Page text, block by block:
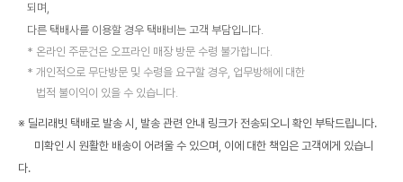
되며,
다른 택배사를 이용할 경우 택배비는 고객 부담입니다.
온라인 주문건은 오프라인 매장 방문 수령 불가합니다.
개인적으로 무단방문 및 수령을 요구할 경우, 업무방해에 대한
법적 불이익이 있을 수 있습니다.
※ 딜리래빗 택배로 발송 시, 발송 관련 안내 링크가 전송되오니 확인 부탁드립니다.
미확인 시 원활한 배송이 어려울 수 있으며, 이에 대한 책임은 고객에게 있습니
다.